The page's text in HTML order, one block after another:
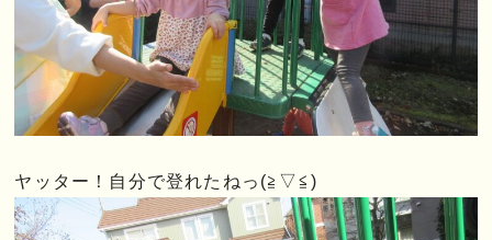
ヤッター！自分で登れたねっ(≧▽≦)